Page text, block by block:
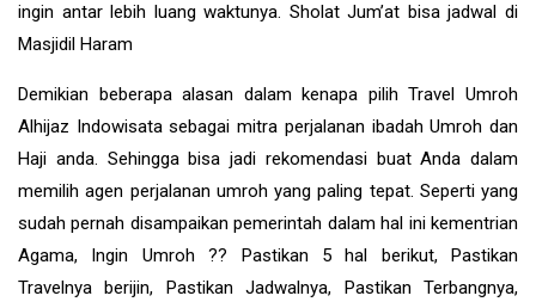
ingin antar lebih luang waktunya. Sholat Jum’at bisa jadwal di
Masjidil Haram
Demikian beberapa alasan dalam kenapa pilih Travel Umroh
Alhijaz Indowisata sebagai mitra perjalanan ibadah Umroh dan
Haji anda. Sehingga bisa jadi rekomendasi buat Anda dalam
memilih agen perjalanan umroh yang paling tepat. Seperti yang
sudah pernah disampaikan pemerintah dalam hal ini kementrian
Agama, Ingin Umroh ?? Pastikan 5 hal berikut, Pastikan
Travelnya berijin, Pastikan Jadwalnya, Pastikan Terbangnya,